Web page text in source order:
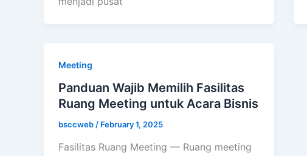
Meeting
Panduan Wajib Memilih Fasilitas
Ruang Meeting untuk Acara Bisnis
bsccweb / February 1, 2025
Fasilitas Ruang Meeting — Ruang meeting